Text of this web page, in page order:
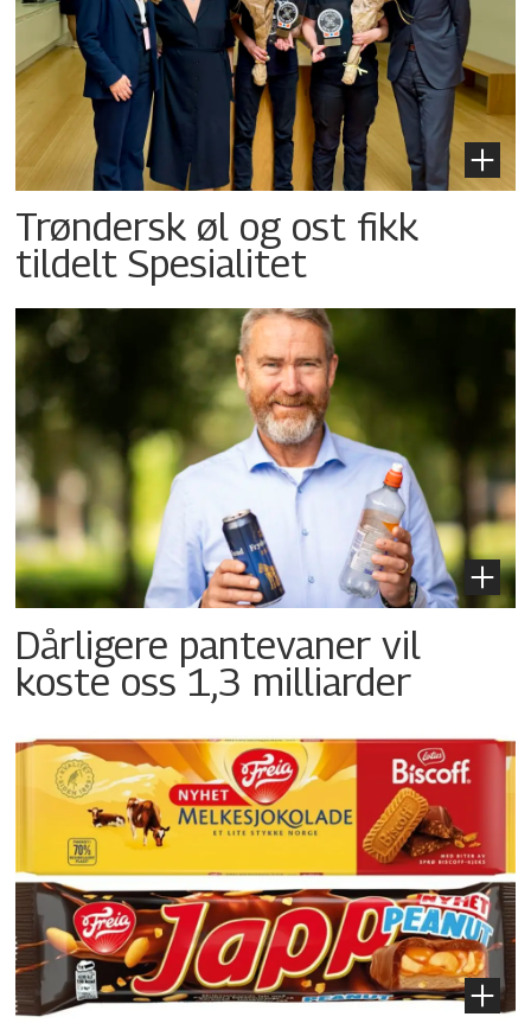
Trøndersk øl og ost fikk
tildelt Spesialitet
Dårligere pantevaner vil
koste oss 1,3 milliarder